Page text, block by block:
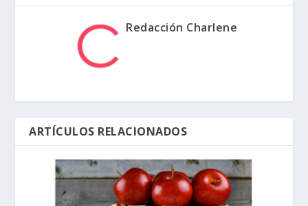
Redacción Charlene
ARTÍCULOS RELACIONADOS